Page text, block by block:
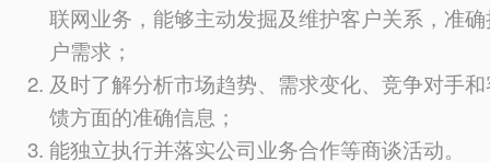
联网业务，能够主动发掘及维护客户关系，准
户需求；
及时了解分析市场趋势、需求变化、竞争对手
馈方面的准确信息；
能独立执行并落实公司业务合作等商谈活动。